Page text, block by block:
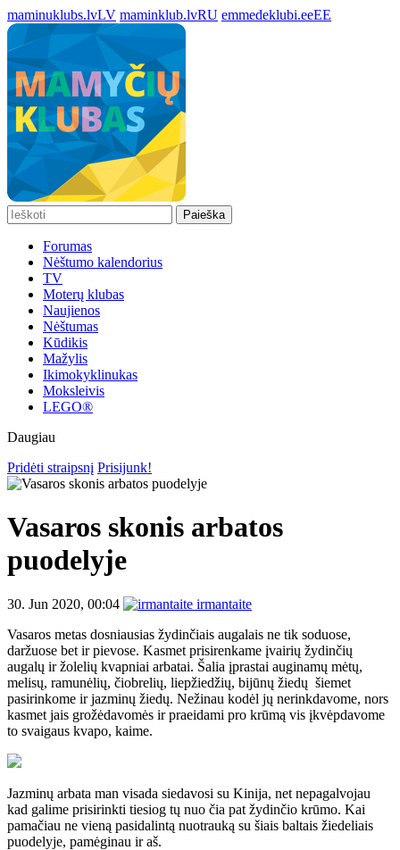
maminuklubs.lvLV maminklub.lvRU emmedeklubi.eeEE
Paieška
Forumas
Nėštumo kalendorius
TV
Moterų klubas
Naujienos
Nėštumas
Kūdikis
Mažylis
Ikimokyklinukas
Moksleivis
LEGO®
Daugiau
Pridėti straipsnį Prisijunk!
Vasaros skonis arbatos
puodelyje
30. Jun 2020, 00:04
irmantaite
Vasaros metas dosniausias žydinčiais augalais ne tik soduose,
daržuose bet ir pievose. Kasmet prisirenkame įvairių žydinčių
augalų ir žolelių kvapniai arbatai. Šalia įprastai auginamų mėtų,
melisų, ramunėlių, čiobrelių, liepžiedžių, bijūnų žiedų šiemet
pasirinkome ir jazminų žiedų. Nežinau kodėl jų nerinkdavome, nors
kasmet jais grožėdavomės ir praeidami pro krūmą vis įkvėpdavome
to svaigaus kvapo, kaime.
Jazminų arbata man visada siedavosi su Kinija, net nepagalvojau
kad galime prisirinkti tiesiog tų nuo čia pat žydinčio krūmo. Kai
pamačiau ne vieną pasidalintą nuotrauką su šiais baltais žiedeliais
puodelyje, pamėginau ir aš.